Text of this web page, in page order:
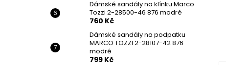
Dámské sandály na klínku Marco
Tozzi 2-28500-46 876 modré
760 Kč
Dámské sandály na podpatku
MARCO TOZZI 2-28107-42 876
modré
799 Kč